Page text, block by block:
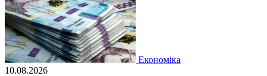
Економіка
10.08.2026